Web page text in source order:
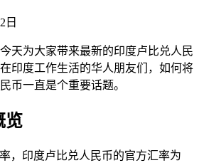
日
天为大家带来最新的印度卢比兑人民
印度工作生活的华人朋友们，如何将
币一直是个重要话题。
览
，印度卢比兑人民币的官方汇率为